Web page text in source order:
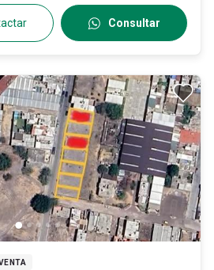
Consultar